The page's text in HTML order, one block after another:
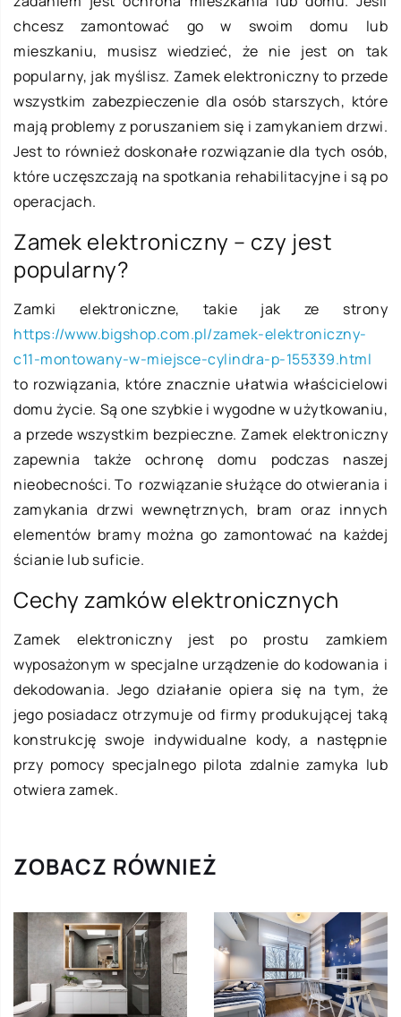
chcesz zamontować go w swoim domu lub
mieszkaniu, musisz wiedzieć, że nie jest on tak
popularny, jak myślisz. Zamek elektroniczny to przede
wszystkim zabezpieczenie dla osób starszych, które
mają problemy z poruszaniem się i zamykaniem drzwi.
Jest to również doskonałe rozwiązanie dla tych osób,
które uczęszczają na spotkania rehabilitacyjne i są po
operacjach.
Zamek elektroniczny – czy jest
popularny?
Zamki elektroniczne, takie jak ze strony
https://www.bigshop.com.pl/zamek-elektroniczny-
c11-montowany-w-miejsce-cylindra-p-155339.html
to rozwiązania, które znacznie ułatwia właścicielowi
domu życie. Są one szybkie i wygodne w użytkowaniu,
a przede wszystkim bezpieczne. Zamek elektroniczny
zapewnia także ochronę domu podczas naszej
nieobecności. To rozwiązanie służące do otwierania i
zamykania drzwi wewnętrznych, bram oraz innych
elementów bramy można go zamontować na każdej
ścianie lub suficie.
Cechy zamków elektronicznych
Zamek elektroniczny jest po prostu zamkiem
wyposażonym w specjalne urządzenie do kodowania i
dekodowania. Jego działanie opiera się na tym, że
jego posiadacz otrzymuje od firmy produkującej taką
konstrukcję swoje indywidualne kody, a następnie
przy pomocy specjalnego pilota zdalnie zamyka lub
otwiera zamek.
ZOBACZ RÓWNIEŻ